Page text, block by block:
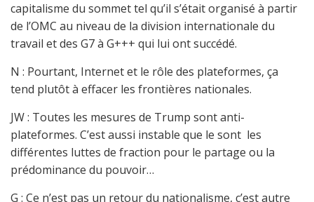
capitalisme du sommet tel qu’il s’était organisé à partir
de l’OMC au niveau de la division internationale du
travail et des G7 à G+++ qui lui ont succédé.
N : Pourtant, Internet et le rôle des plateformes, ça
tend plutôt à effacer les frontières nationales.
JW : Toutes les mesures de Trump sont anti-
plateformes. C’est aussi instable que le sont les
différentes luttes de fraction pour le partage ou la
prédominance du pouvoir…
G : Ce n’est pas un retour du nationalisme, c’est autre